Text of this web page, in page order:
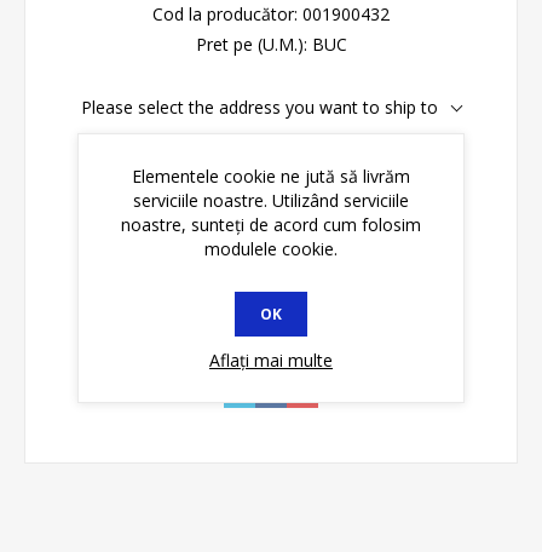
Cod la producător: 001900432
Pret pe (U.M.): BUC
Please select the address you want to ship to
Disponibilitate: În stoc
ADAUGĂ ȊN COŞ
Elementele cookie ne jută să livrăm
serviciile noastre. Utilizând serviciile
noastre, sunteți de acord cum folosim
modulele cookie.
OK
Aflați mai multe